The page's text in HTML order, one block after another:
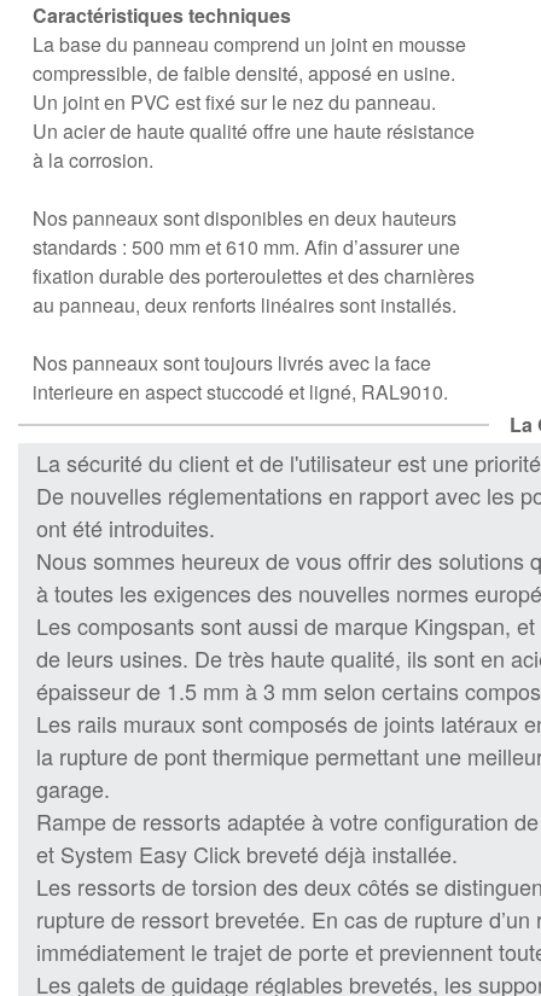
Caractéristiques techniques
La base du panneau comprend un joint en mousse
compressible, de faible densité, apposé en usine.
Un joint en PVC est fixé sur le nez du panneau.
Un acier de haute qualité offre une haute résistance
à la corrosion.
Nos panneaux sont disponibles en deux hauteurs
standards : 500 mm et 610 mm. Afin d’assurer une
fixation durable des porteroulettes et des charnières
au panneau, deux renforts linéaires sont installés.
Nos panneaux sont toujours livrés avec la face
interieure en aspect stuccodé et ligné, RAL9010.
La
La sécurité du client et de l'utilisateur est une
De nouvelles réglementations en rapport avec les
ont été introduites.
Nous sommes heureux de vous offrir des solutions
à toutes les exigences des nouvelles normes
Les composants sont aussi de marque Kingspan,
de leurs usines. De très haute qualité, ils sont en
épaisseur de 1.5 mm à 3 mm selon certains
Les rails muraux sont composés de joints latéraux
la rupture de pont thermique permettant une
garage.
Rampe de ressorts adaptée à votre configuration
et System Easy Click breveté déjà installée.
Les ressorts de torsion des deux côtés se
rupture de ressort brevetée. En cas de rupture
immédiatement le trajet de porte et previennent
Les galets de guidage réglables brevetés, les